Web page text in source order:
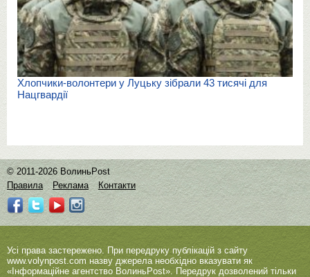
Хлопчики-волонтери у Луцьку зібрали 43 тисячі для
Нацгвардії
© 2011-2026 ВолиньPost
Правила
Реклама Контакти
Усі права застережено. При передруку публікацій з сайту
www.volynpost.com назву джерела необхідно вказувати як
«Інформаційне агентство ВолиньPost». Передрук дозволений тільки